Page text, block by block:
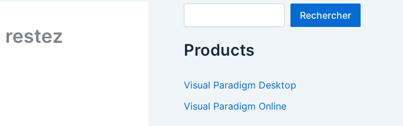
restez
Rechercher
Products
Visual Paradigm Desktop
Visual Paradigm Online